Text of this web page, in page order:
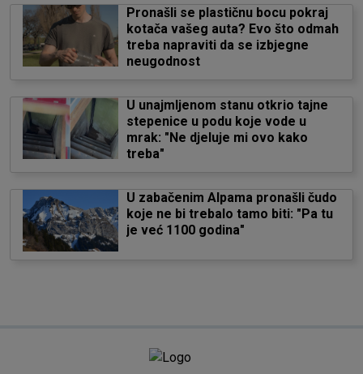
Pronašli se plastičnu bocu pokraj
kotača vašeg auta? Evo što odmah
treba napraviti da se izbjegne
neugodnost
U unajmljenom stanu otkrio tajne
stepenice u podu koje vode u
mrak: "Ne djeluje mi ovo kako
treba"
U zabačenim Alpama pronašli čudo
koje ne bi trebalo tamo biti: "Pa tu
je već 1100 godina"